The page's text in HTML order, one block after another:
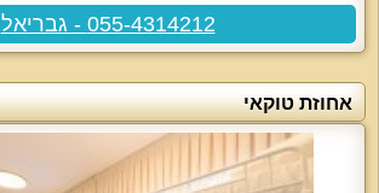
055-4314212 - גבריאל
אחוזת טוקאי